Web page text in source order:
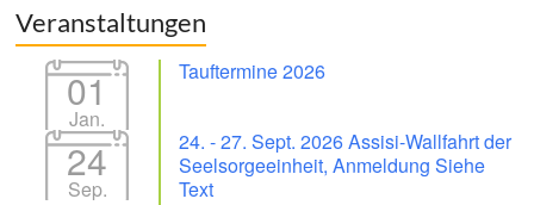
Veranstaltungen
01
Jan.
Tauftermine 2026
24
Sep.
24. - 27. Sept. 2026 Assisi-Wallfahrt der
Seelsorgeeinheit, Anmeldung Siehe
Text